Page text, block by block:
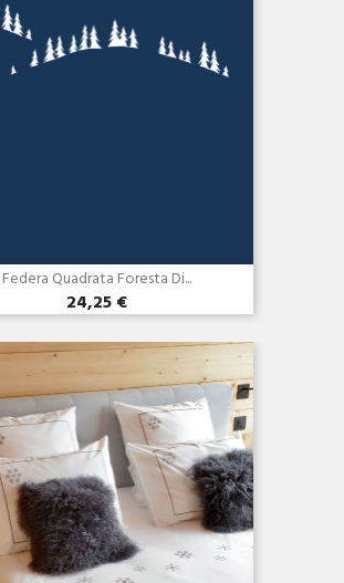
Federa Quadrata Foresta Di...
24,25 €
Anteprima